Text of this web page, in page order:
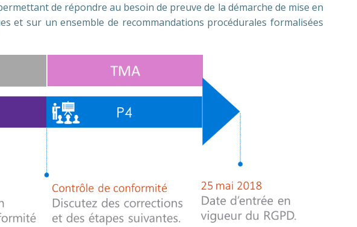
de répondre au besoin de preuve de la démarche de mise en
et sur un ensemble de recommandations procédurales formalisées